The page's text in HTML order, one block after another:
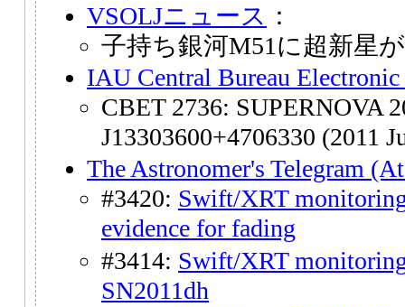
VSOLJニュース ：
子持ち銀河M51に超新星
IAU Central Bureau Electronic
CBET 2736: SUPERNOVA
J13303600+4706330 (2011
The Astronomer's Telegram
#3420: Swift/XRT
evidence for fading
#3414: Swift/XRT
SN2011dh